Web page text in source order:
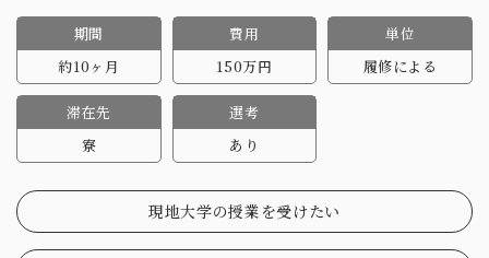
期間
約10ヶ月
費用
150万円
単位
履修による
滞在先
寮
選考
あり
現地大学の授業を受けたい